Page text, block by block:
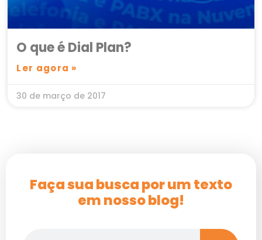
O que é Dial Plan?
Ler agora »
30 de março de 2017
Faça sua busca por um texto
em nosso blog!